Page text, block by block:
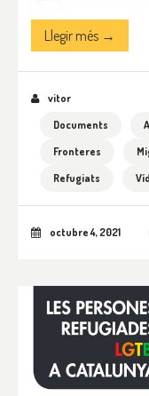
Llegir més →
vitor
Documents
Fronteres
Refugiats
octubre 4, 2021